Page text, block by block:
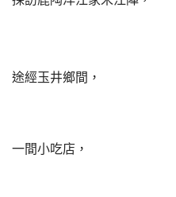
途經玉井鄉間，
一間小吃店，